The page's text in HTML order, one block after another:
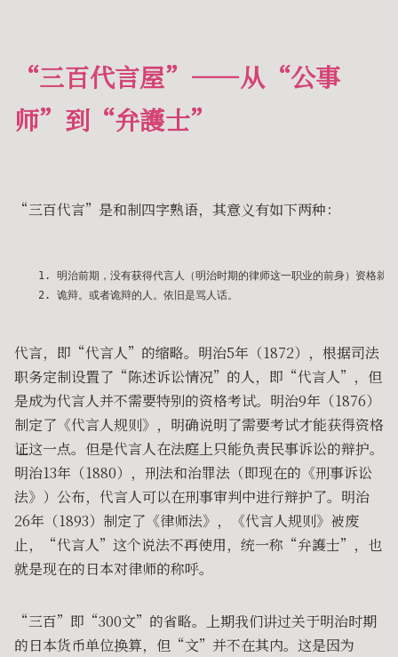
“三百代言屋”——从“公事
师”到“弁護士”
“三百代言”是和制四字熟语，其意义有如下两种：
1. 明治前期，没有获得代言人（明治时期的律师这一职业的前身）资格就
代言，即“代言人”的缩略。明治5年（1872），根据司法
职务定制设置了“陈述诉讼情况”的人，即“代言人”，但
是成为代言人并不需要特别的资格考试。明治9年（1876）
制定了《代言人规则》，明确说明了需要考试才能获得资格
证这一点。但是代言人在法庭上只能负责民事诉讼的辩护。
明治13年（1880），刑法和治罪法（即现在的《刑事诉讼
法》）公布，代言人可以在刑事审判中进行辩护了。明治
26年（1893）制定了《律师法》，《代言人规则》被废
止，“代言人”这个说法不再使用，统一称“弁護士”，也
就是现在的日本对律师的称呼。
“三百”即“300文”的省略。上期我们讲过关于明治时期
的日本货币单位换算，但“文”并不在其内。这是因为